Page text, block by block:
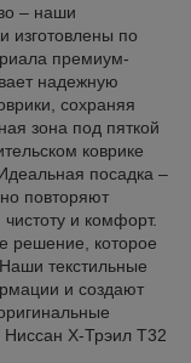
– наши
изготовлены по
премиум-
надежную
сохраняя
зона под пяткой
коврике
посадка –
повторяют
и комфорт.
решение, которое
текстильные
и создают
Ниссан Х-Трэил Т32